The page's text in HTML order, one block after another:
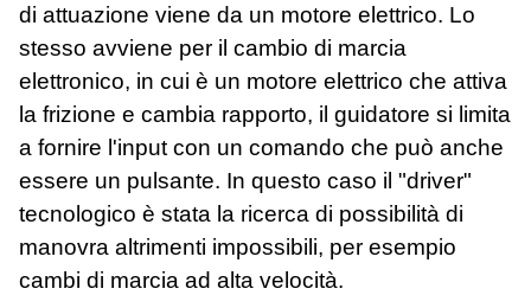
di attuazione viene da un motore elettrico. Lo
stesso avviene per il cambio di marcia
elettronico, in cui è un motore elettrico che attiva
la frizione e cambia rapporto, il guidatore si limita
a fornire l'input con un comando che può anche
essere un pulsante. In questo caso il "driver"
tecnologico è stata la ricerca di possibilità di
manovra altrimenti impossibili, per esempio
cambi di marcia ad alta velocità.